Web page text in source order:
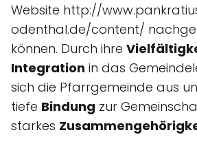
Website http://
odenthal.de/content/
können. Durch ihre
Integration in das
sich die Pfarrgemeinde aus
tiefe Bindung zur
starkes